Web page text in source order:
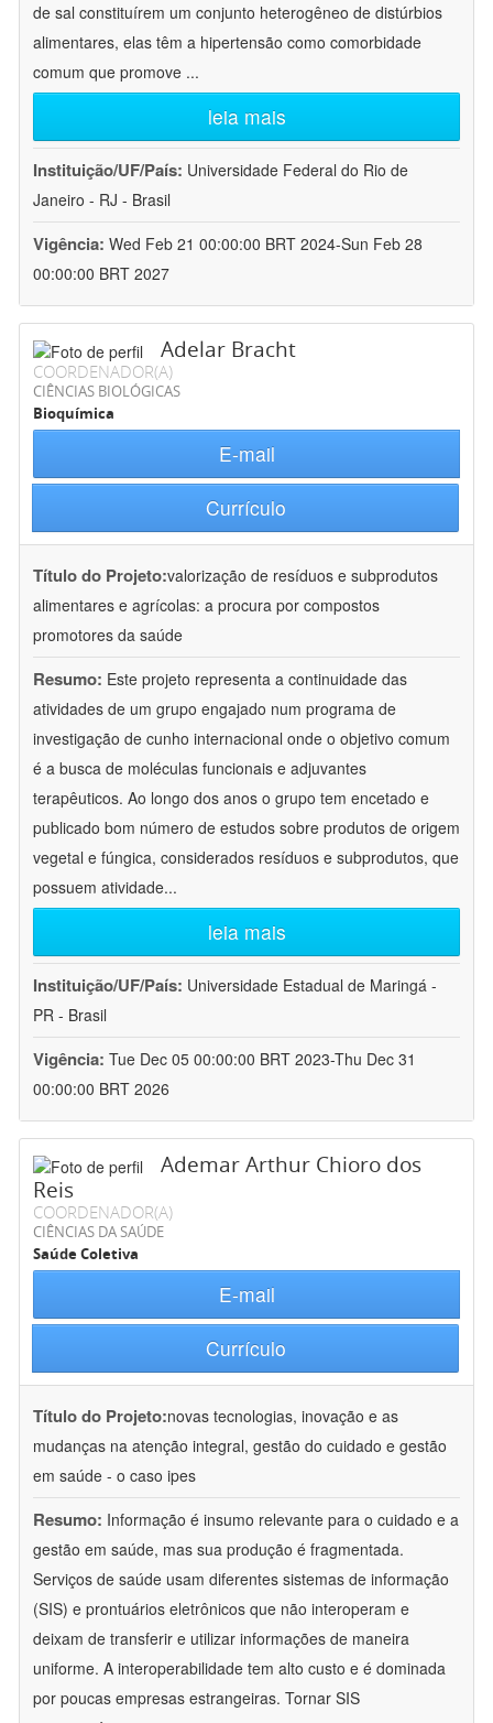
de sal constituírem um conjunto heterogêneo de distúrbios
alimentares, elas têm a hipertensão como comorbidade
comum que promove ...
leia mais
Instituição/UF/País: Universidade Federal do Rio de
Janeiro - RJ - Brasil
Vigência: Wed Feb 21 00:00:00 BRT 2024-Sun Feb 28
00:00:00 BRT 2027
Adelar Bracht
COORDENADOR(A)
CIÊNCIAS BIOLÓGICAS
Bioquímica
E-mail
Currículo
Título do Projeto:valorização de resíduos e subprodutos
alimentares e agrícolas: a procura por compostos
promotores da saúde
Resumo: Este projeto representa a continuidade das
atividades de um grupo engajado num programa de
investigação de cunho internacional onde o objetivo comum
é a busca de moléculas funcionais e adjuvantes
terapêuticos. Ao longo dos anos o grupo tem encetado e
publicado bom número de estudos sobre produtos de origem
vegetal e fúngica, considerados resíduos e subprodutos, que
possuem atividade...
leia mais
Instituição/UF/País: Universidade Estadual de Maringá -
PR - Brasil
Vigência: Tue Dec 05 00:00:00 BRT 2023-Thu Dec 31
00:00:00 BRT 2026
Ademar Arthur Chioro dos
Reis
COORDENADOR(A)
CIÊNCIAS DA SAÚDE
Saúde Coletiva
E-mail
Currículo
Título do Projeto:novas tecnologias, inovação e as
mudanças na atenção integral, gestão do cuidado e gestão
em saúde - o caso ipes
Resumo: Informação é insumo relevante para o cuidado e a
gestão em saúde, mas sua produção é fragmentada.
Serviços de saúde usam diferentes sistemas de informação
(SIS) e prontuários eletrônicos que não interoperam e
deixam de transferir e utilizar informações de maneira
uniforme. A interoperabilidade tem alto custo e é dominada
por poucas empresas estrangeiras. Tornar SIS